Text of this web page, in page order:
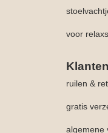
voor
ruilen &
gratis
algemene